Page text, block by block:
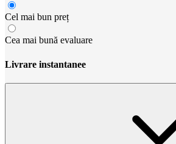
Cel mai bun preț
Cea mai bună evaluare
Livrare instantanee